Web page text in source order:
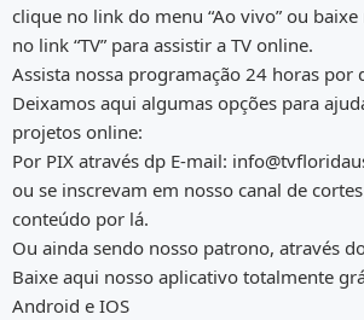
clique no link do menu “Ao vivo” ou
no link “TV” para assistir a TV online.
Assista nossa programação 24 horas por
Deixamos aqui algumas opções para
projetos online:
Por PIX através dp E-mail:
ou se inscrevam em nosso canal de
conteúdo por lá.
Ou ainda sendo nosso patrono, através
Baixe aqui nosso aplicativo totalmente
Android e IOS